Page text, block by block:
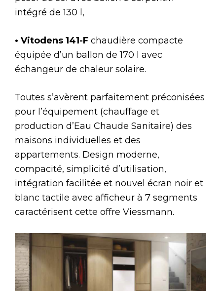
intégré de 130 l,
• Vitodens 141-F chaudière compacte
équipée d’un ballon de 170 l avec
échangeur de chaleur solaire.
Toutes s’avèrent parfaitement préconisées
pour l’équipement (chauffage et
production d’Eau Chaude Sanitaire) des
maisons individuelles et des
appartements. Design moderne,
compacité, simplicité d’utilisation,
intégration facilitée et nouvel écran noir et
blanc tactile avec afficheur à 7 segments
caractérisent cette offre Viessmann.